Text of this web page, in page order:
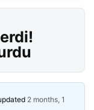
2 months, 1